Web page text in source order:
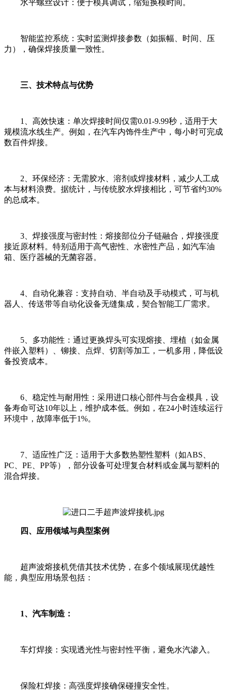
水平螺丝设计：便于模具调试，缩短换模时间。
智能监控系统：实时监测焊接参数（如振幅、时间、压
力），确保焊接质量一致性。
三、技术特点与优势
1、高效快速：单次焊接时间仅需0.01-9.99秒，适用于大
规模流水线生产。例如，在汽车内饰件生产中，每小时可完成
数百件焊接。
2、环保经济：无需胶水、溶剂或焊接材料，减少人工成
本与材料浪费。据统计，与传统胶水焊接相比，可节省约30%
的总成本。
3、焊接强度与密封性：熔接部位分子链融合，焊接强度
接近原材料。特别适用于高气密性、水密性产品，如汽车油
箱、医疗器械的无菌容器。
4、自动化兼容：支持自动、半自动及手动模式，可与机
器人、传送带等自动化设备无缝集成，契合智能工厂需求。
5、多功能性：通过更换焊头可实现熔接、埋植（如金属
件嵌入塑料）、铆接、点焊、切割等加工，一机多用，降低设
备投资成本。
6、稳定性与耐用性：采用进口核心部件与合金模具，设
备寿命可达10年以上，维护成本低。例如，在24小时连续运行
环境中，故障率低于1%。
7、适应性广泛：适用于大多数热塑性塑料（如ABS、
PC、PE、PP等），部分设备可处理复合材料或金属与塑料的
混合焊接。
四、应用领域与典型案例
超声波熔接机凭借其技术优势，在多个领域展现优越性
能，典型应用场景包括：
1、汽车制造：
车灯焊接：实现透光性与密封性平衡，避免水汽渗入。
保险杠焊接：高强度焊接确保碰撞安全性。